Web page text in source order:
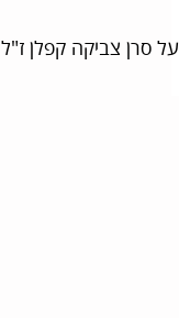
על סרן צביקה קפלן ז"ל